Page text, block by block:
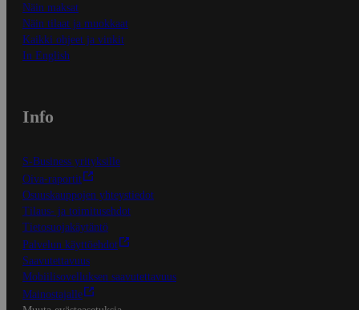
Näin maksat
Näin tilaat ja muokkaat
Kaikki ohjeet ja vinkit
In English
Info
S-Business yrityksille
Oiva-raportit
Osuuskauppojen yhteystiedot
Tilaus- ja toimitusehdot
Tietosuojakäytäntö
Palvelun käyttöehdot
Saavutettavuus
Mobiilisovelluksen saavutettavuus
Mainostajalle